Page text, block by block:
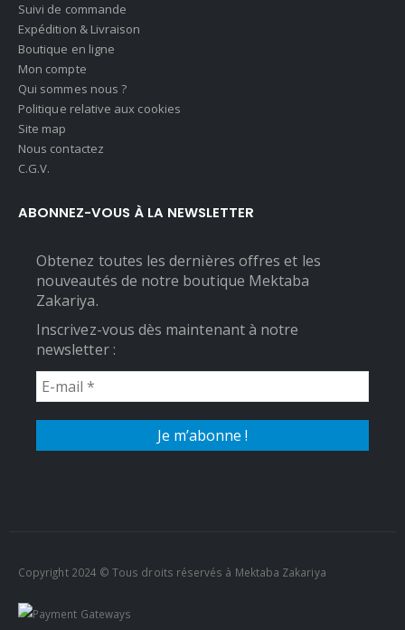
Suivi de commande
Expédition & Livraison
Boutique en ligne
Mon compte
Qui sommes nous ?
Politique relative aux cookies
Site map
Nous contactez
C.G.V.
ABONNEZ-VOUS À LA NEWSLETTER
Obtenez toutes les dernières offres et les
nouveautés de notre boutique Mektaba
Zakariya.
Inscrivez-vous dès maintenant à notre
newsletter :
Copyright 2024 © Tous droits réservés à Mektaba Zakariya